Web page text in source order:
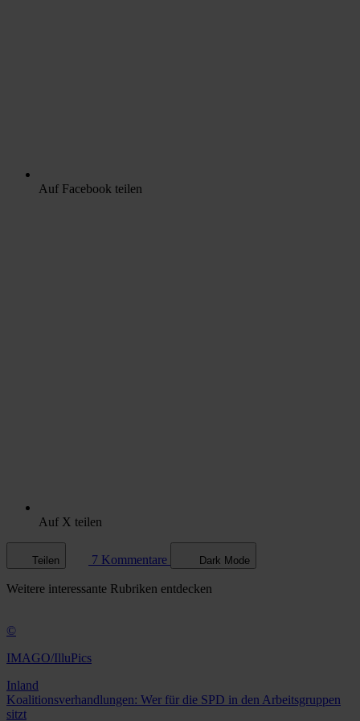
Auf Facebook teilen
Auf X teilen
Teilen 7 Kommentare Dark Mode
Weitere interessante Rubriken entdecken
©
IMAGO/IlluPics
Inland
Koalitionsverhandlungen: Wer für die SPD in den Arbeitsgruppen
sitzt